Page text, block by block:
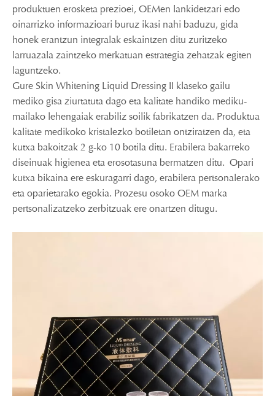
produktuen erosketa prezioei, OEMen lankidetzari edo
oinarrizko informazioari buruz ikasi nahi baduzu, gida
honek erantzun integralak eskaintzen ditu zuritzeko
larruazala zaintzeko merkatuan estrategia zehatzak egiten
laguntzeko.
Gure Skin Whitening Liquid Dressing II klaseko gailu
mediko gisa ziurtatuta dago eta kalitate handiko mediku-
mailako lehengaiak erabiliz soilik fabrikatzen da. Produktua
kalitate medikoko kristalezko botiletan ontziratzen da, eta
kutxa bakoitzak 2 g-ko 10 botila ditu. Erabilera bakarreko
diseinuak higienea eta erosotasuna bermatzen ditu. Opari
kutxa bikaina ere eskuragarri dago, erabilera pertsonalerako
eta oparietarako egokia. Prozesu osoko OEM marka
pertsonalizatzeko zerbitzuak ere onartzen ditugu.